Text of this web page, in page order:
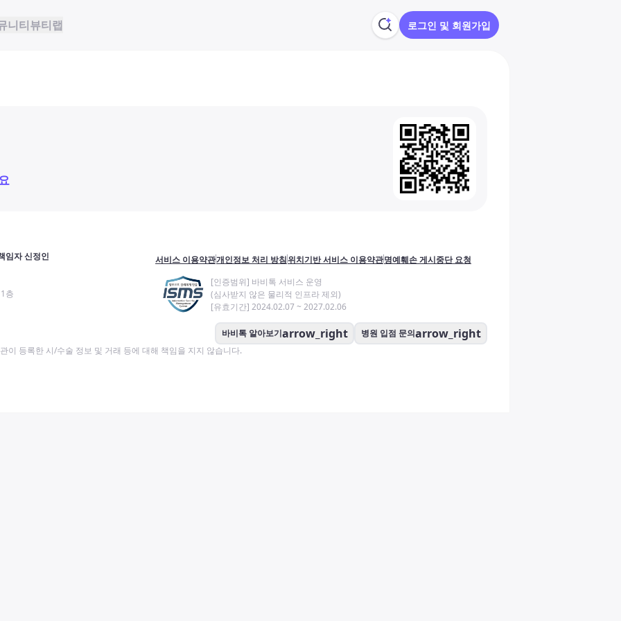
니티뷰티랩 로그인 및 회원가입
임자 신정인
층
서비스 이용약관개인정보 처리 방침위치기반 서비스 이용약관명예훼손 게시중단 요청
[인증범위] 바비톡 서비스 운영
(심사받지 않은 물리적 인프라 제외)
[유효기간] 2024.02.07 ~ 2027.02.06
바비톡 알아보기arrow_right 병원 입점 문의arrow_right
이 등록한 시/수술 정보 및 거래 등에 대해 책임을 지지 않습니다.